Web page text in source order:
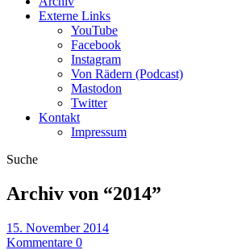
Externe Links
YouTube
Facebook
Instagram
Von Rädern (Podcast)
Mastodon
Twitter
Kontakt
Impressum
Suche
Archiv von “2014”
15. November 2014
Kommentare 0